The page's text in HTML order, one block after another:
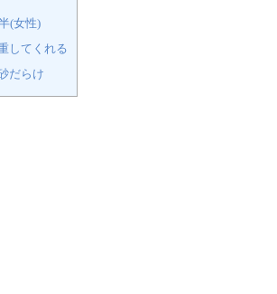
(女性)
してくれる
だらけ